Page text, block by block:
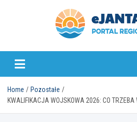
ejantar.pl
Home
Pozostałe
KWALIFIKACJA WOJSKOWA 2026: CO TRZEBA